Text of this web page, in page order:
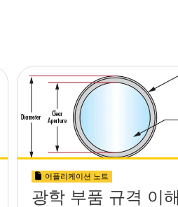
어플리케이션 노트
광학 부품 규격 이해